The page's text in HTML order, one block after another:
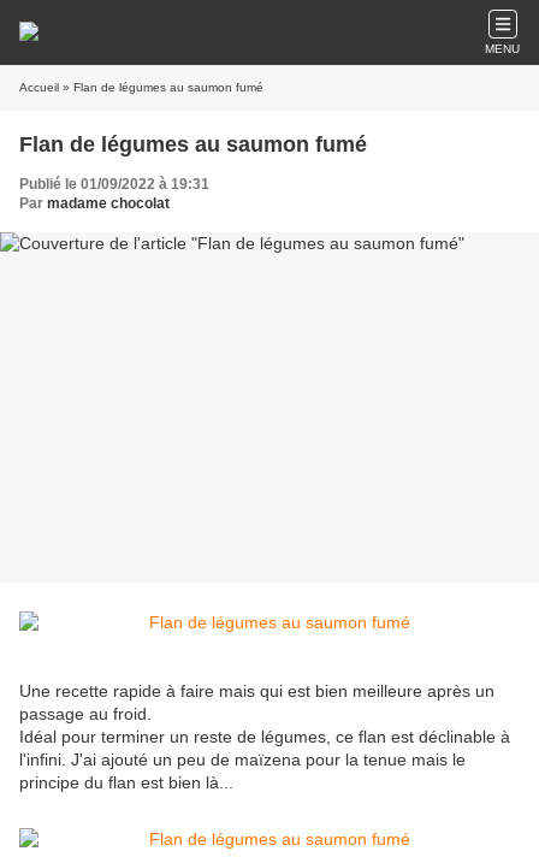
MENU
Accueil » Flan de légumes au saumon fumé
Flan de légumes au saumon fumé
Publié le 01/09/2022 à 19:31
Par madame chocolat
Une recette rapide à faire mais qui est bien meilleure après un
passage au froid.
Idéal pour terminer un reste de légumes, ce flan est déclinable à
l'infini. J'ai ajouté un peu de maïzena pour la tenue mais le
principe du flan est bien là...